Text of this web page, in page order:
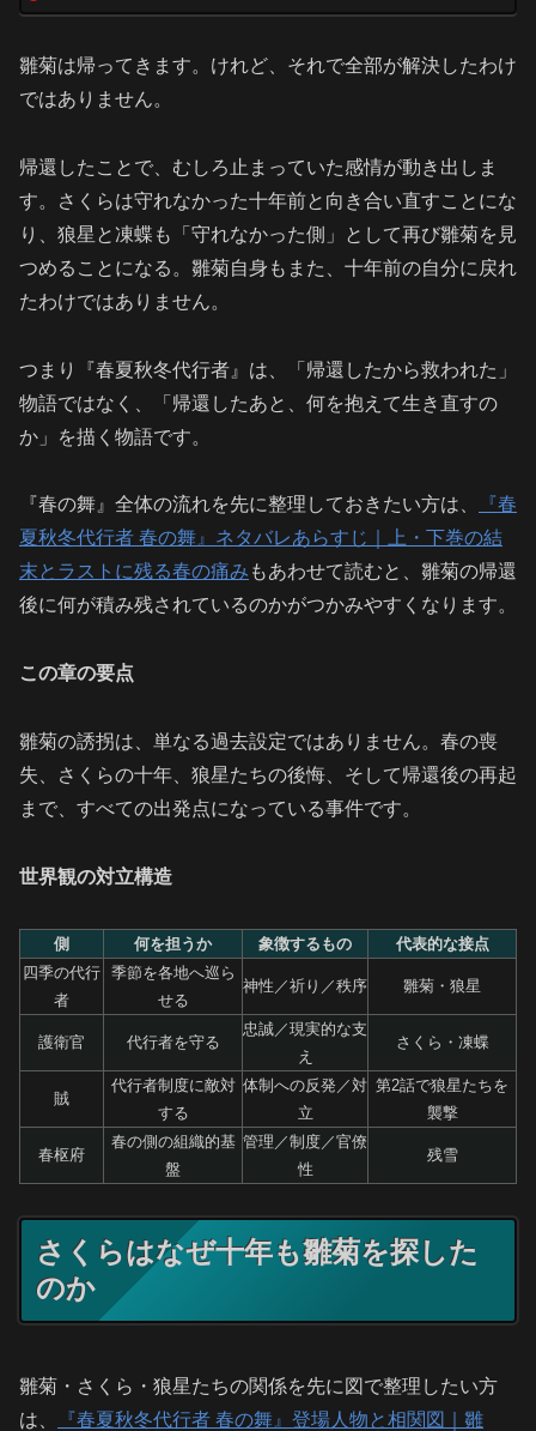
雛菊は帰ってきます。けれど、それで全部が解決したわけ
ではありません。
帰還したことで、むしろ止まっていた感情が動き出しま
す。さくらは守れなかった十年前と向き合い直すことにな
り、狼星と凍蝶も「守れなかった側」として再び雛菊を見
つめることになる。雛菊自身もまた、十年前の自分に戻れ
たわけではありません。
つまり『春夏秋冬代行者』は、「帰還したから救われた」
物語ではなく、「帰還したあと、何を抱えて生き直すの
か」を描く物語です。
『春の舞』全体の流れを先に整理しておきたい方は、
『春
夏秋冬代行者 春の舞』ネタバレあらすじ｜上・下巻の結
末とラストに残る春の痛み もあわせて読むと、雛菊の帰還
後に何が積み残されているのかがつかみやすくなります。
この章の要点
雛菊の誘拐は、単なる過去設定ではありません。春の喪
失、さくらの十年、狼星たちの後悔、そして帰還後の再起
まで、すべての出発点になっている事件です。
世界観の対立構造
側 何を担うか 象徴するもの
代表的な接点
四季の代行
者
季節を各地へ巡ら
せる
神性／祈り／秩序 雛菊・狼星
護衛官 代行者を守る
忠誠／現実的な支
え
さくら・凍蝶
賊
代行者制度に敵対
する
体制への反発／対
立
第2話で狼星たちを
襲撃
春枢府
春の側の組織的基
盤
管理／制度／官僚
性
残雪
さくらはなぜ十年も雛菊を探した
のか
雛菊・さくら・狼星たちの関係を先に図で整理したい方
は、
『春夏秋冬代行者 春の舞』登場人物と相関図｜雛